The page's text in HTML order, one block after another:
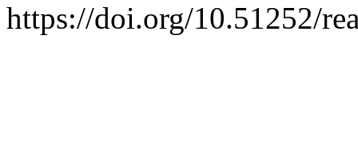
https://doi.org/10.51252/